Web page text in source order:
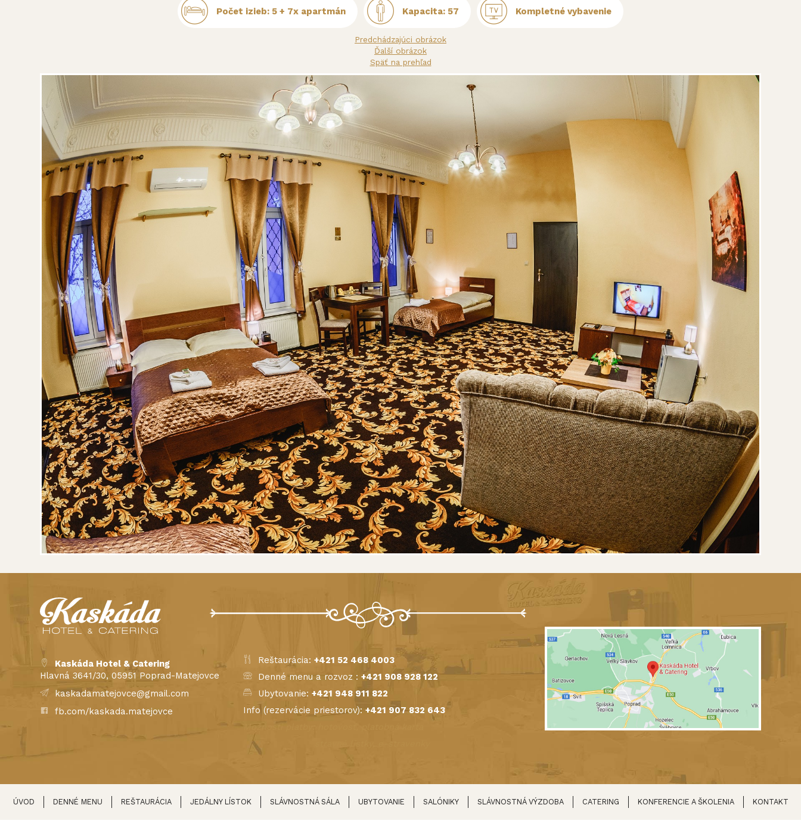
Počet izieb: 5 + 7x apartmán Kapacita: 57 Kompletné vybavenie
Predchádzajúci obrázok
Ďalší obrázok
Späť na prehľad
Kaskáda Hotel & Catering
Hlavná 3641/30, 05951 Poprad-Matejovce
kaskadamatejovce@gmail.com
fb.com/kaskada.matejovce
Reštaurácia:+421 52 468 4003
Denné menu a rozvoz :+421 908 928 122
Ubytovanie:+421 948 911 822
Info (rezervácie priestorov):+421 907 832 643
Možnosti platby: hotovosť, platobná karta
stravné lístky, e-stravenky
ÚVOD DENNÉ MENU REŠTAURÁCIA JEDÁLNY LÍSTOK SLÁVNOSTNÁ SÁLA UBYTOVANIE SALÓNIKY SLÁVNOSTNÁ VÝZDOBA CATERING KONFERENCIE A ŠKOLENIA KONTAKT